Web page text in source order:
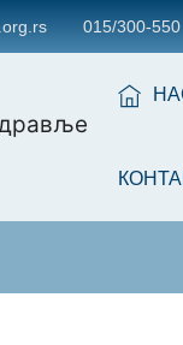
015/300-550